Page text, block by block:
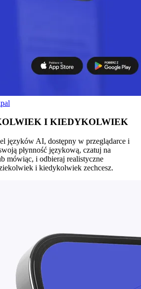
I KIEDYKOLWIEK
języków AI, dostępny w przeglądarce i
płynność językową, czatuj na
mówiąc, i odbieraj realistyczne
i kiedykolwiek zechcesz.